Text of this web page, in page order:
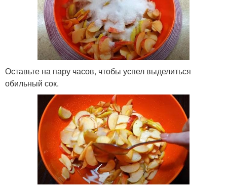
Оставьте на пару часов, чтобы успел выделиться
обильный сок.